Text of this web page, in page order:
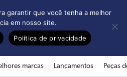
marcas Lançamentos Peças
garantir que você tenha a melhor
em nosso site.
Política de privacidade